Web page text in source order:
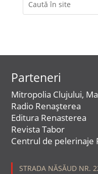
Parteneri
Mitropolia Clujului,
Radio Renașterea
Editura Renasterea
Revista Tabor
Centrul de pelerinaje
STRADA NĂSĂUD NR.